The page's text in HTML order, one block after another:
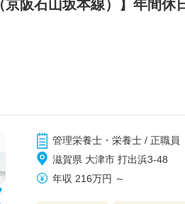
京阪石山坂本線）】年間
管理栄養士・栄養士 / 正職員
滋賀県 大津市 打出浜3-48
年収 216万円 ～